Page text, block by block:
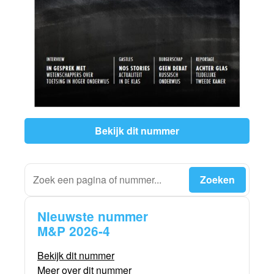
Bekijk dit nummer
Nieuwste nummer
M&P 2026-4
Bekijk dit nummer
Meer over dit nummer